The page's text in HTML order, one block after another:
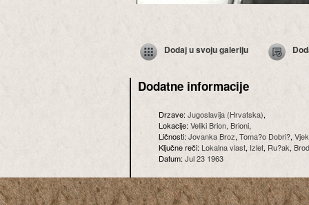
Dodaj u svoju galeriju
Dodatne informacije
Drzave:Jugoslavija (Hrvatska),
Lokacije:Veliki Brion, Brioni,
Ličnosti:Jovanka Broz, Toma?o Dobri?,
Ključne reči: Lokalna vlast, Izlet, Ru?ak,
Datum:Jul 23 1963